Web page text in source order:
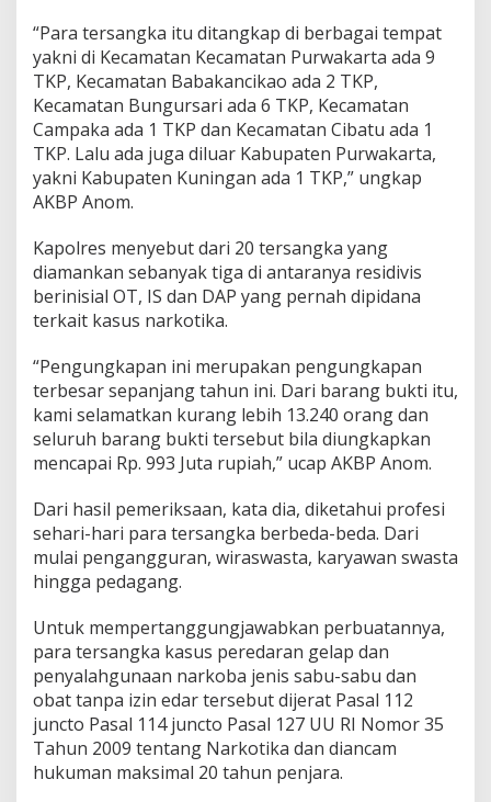
“Para tersangka itu ditangkap di berbagai tempat
yakni di Kecamatan Kecamatan Purwakarta ada 9
TKP, Kecamatan Babakancikao ada 2 TKP,
Kecamatan Bungursari ada 6 TKP, Kecamatan
Campaka ada 1 TKP dan Kecamatan Cibatu ada 1
TKP. Lalu ada juga diluar Kabupaten Purwakarta,
yakni Kabupaten Kuningan ada 1 TKP,” ungkap
AKBP Anom.
Kapolres menyebut dari 20 tersangka yang
diamankan sebanyak tiga di antaranya residivis
berinisial OT, IS dan DAP yang pernah dipidana
terkait kasus narkotika.
“Pengungkapan ini merupakan pengungkapan
terbesar sepanjang tahun ini. Dari barang bukti itu,
kami selamatkan kurang lebih 13.240 orang dan
seluruh barang bukti tersebut bila diungkapkan
mencapai Rp. 993 Juta rupiah,” ucap AKBP Anom.
Dari hasil pemeriksaan, kata dia, diketahui profesi
sehari-hari para tersangka berbeda-beda. Dari
mulai pengangguran, wiraswasta, karyawan swasta
hingga pedagang.
Untuk mempertanggungjawabkan perbuatannya,
para tersangka kasus peredaran gelap dan
penyalahgunaan narkoba jenis sabu-sabu dan
obat tanpa izin edar tersebut dijerat Pasal 112
juncto Pasal 114 juncto Pasal 127 UU RI Nomor 35
Tahun 2009 tentang Narkotika dan diancam
hukuman maksimal 20 tahun penjara.